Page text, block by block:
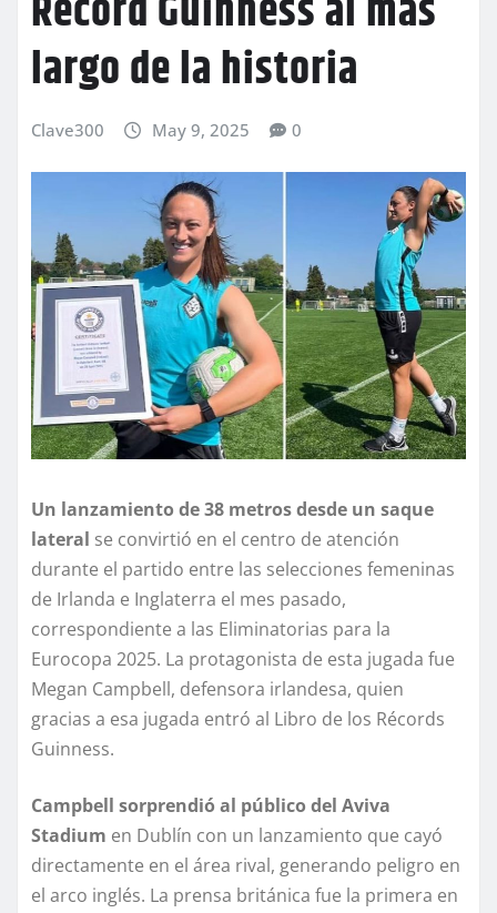
largo de la historia
Clave300 May 9, 2025 0
Un lanzamiento de 38 metros desde un saque
lateral se convirtió en el centro de atención
durante el partido entre las selecciones femeninas
de Irlanda e Inglaterra el mes pasado,
correspondiente a las Eliminatorias para la
Eurocopa 2025. La protagonista de esta jugada fue
Megan Campbell, defensora irlandesa, quien
gracias a esa jugada entró al Libro de los Récords
Guinness.
Campbell sorprendió al público del Aviva
Stadium en Dublín con un lanzamiento que cayó
directamente en el área rival, generando peligro en
el arco inglés. La prensa británica fue la primera en